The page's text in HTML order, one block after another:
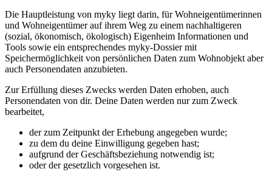
Die Hauptleistung von myky liegt darin, für Wohneigentümerinnen
und Wohneigentümer auf ihrem Weg zu einem nachhaltigeren
(sozial, ökonomisch, ökologisch) Eigenheim Informationen und
Tools sowie ein entsprechendes myky-Dossier mit
Speichermöglichkeit von persönlichen Daten zum Wohnobjekt aber
auch Personendaten anzubieten.
Zur Erfüllung dieses Zwecks werden Daten erhoben, auch
Personendaten von dir. Deine Daten werden nur zum Zweck
bearbeitet,
der zum Zeitpunkt der Erhebung angegeben wurde;
zu dem du deine Einwilligung gegeben hast;
aufgrund der Geschäftsbeziehung notwendig ist;
oder der gesetzlich vorgesehen ist.